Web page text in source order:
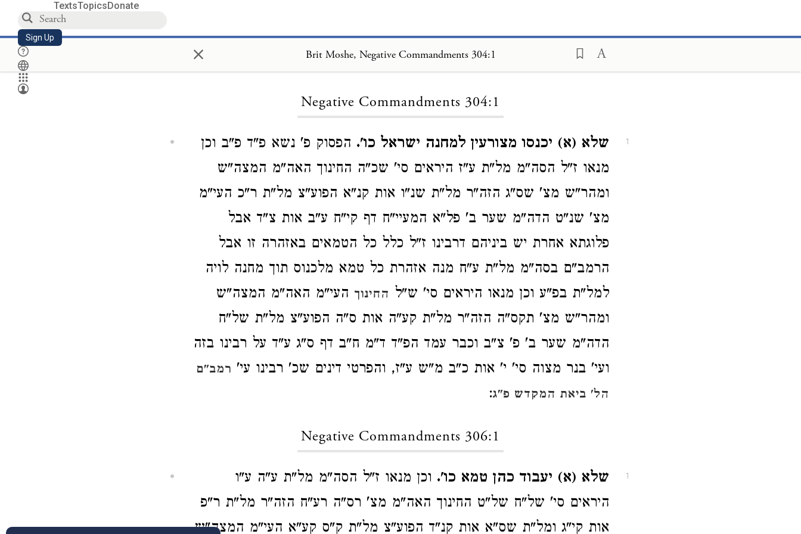
TextsTopicsDonate
Sign Up × Brit Moshe, Negative Commandments 304:1
Negative Commandments 304:1
1 שלא (א) יכנסו מצורעין למחנה ישראל כו'. הפסוק פ' נשא פ"ד פ"ב וכן
מנאו ז"ל הסה"מ מל"ת ע"ז היראים סי' שכ"ה החינוך האה"מ המצה"ש
ומהר"ש מצ' שס"ג הזה"ר מל"ת שנ"ו אות קנ"א הפוע"צ מל"ת ר"כ העי"מ
מצ' שנ"ט הדה"מ שער ב' פל"א המעיי"ח דף קי"ח ע"ב אות צ"ד אבל
פלוגתא אחרת יש ביניהם דרבינו ז"ל כלל כל הטמאים באזהרה זו אבל
הרמב"ם בסה"מ מל"ת ע"ח מנה אזהרת כל טמא מלכנוס תוך מחנה לויה
למל"ת בפ"ע וכן מנאו היראים סי' ש"ל החינוך העי"מ האה"מ המצה"ש
ומהר"ש מצ' תקס"ה הזה"ר מל"ת קע"ה אות ס"ה הפוע"צ מל"ת של"ח
הדה"מ שער ב' פ' צ"ב וכבר עמד הפ"ד ד"מ ח"ב דף ס"ג ע"ד על רבינו בזה
ועי' בנר מצוה סי' י' אות כ"ב מ"ש ע"ז, והפרטי דינים שכ' רבינו עי' רמב"ם
הל' ביאת המקדש פ"ג:
Negative Commandments 306:1
1 שלא (א) יעבוד כהן טמא כו'. וכן מנאו ז"ל הסה"מ מל"ת ע"ה ע"ו
היראים סי' של"ח של"ט החינוך האה"מ מצ' רס"ה רע"ח הזה"ר מל"ת ר"פ
אות קי"ג ומל"ת שס"א אות קנ"ד הפוע"צ מל"ת ק"ס קע"א העי"מ המצה"ש